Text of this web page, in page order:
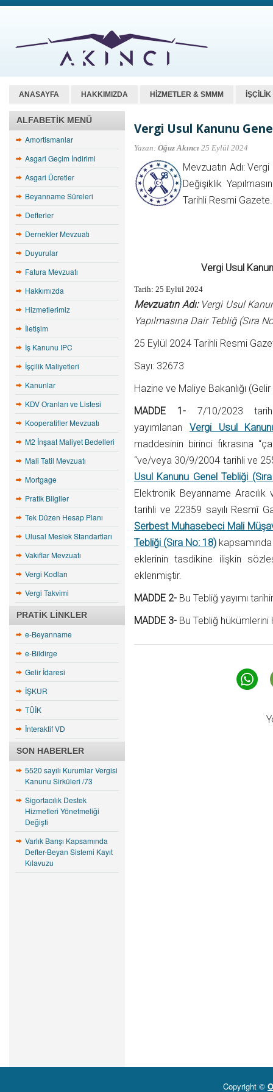
ANASAYFA HAKKIMIZDA HİZMETLER & SMMM
ALFABETIK MENÜ
Amortismanlar
Asgari Geçim İndirimi
Asgari Ücretler
Beyanname Süreleri
Defterler
Dernekler Mevzuatı
Duyurular
Fatura Mevzuatı
Hakkımızda
Hizmetlerimiz
İletişim
İş Kanunu IPC
İşçilik Maliyetleri
Kanunlar
KDV Oranları ve Listesi
Kooperatifler Mevzuatı
M2 İnşaat Maliyet Bedelleri
Mali Tatil Mevzuatı
Mortgage
Pratik Bilgiler
Tek Düzen Hesap Planı
Ulusal Meslek Standartları
Vakıflar Mevzuatı
Vergi Kodları
Vergi Takvimi
PRATIK LINKLER
e-Beyanname
e-Bildirge
Gelir İdaresi
İŞKUR
TÜİK
İnteraktif VD
SON HABERLER
5520 sayılı Kurumlar Vergisi
Kanunu Sirküleri /73
Sigortacılık Destek
Hizmetleri Yönetmeliği
Değişti
Varlık Barışı Kapsamında
Defter-Beyan Sistemi Kayıt
Kılavuzu
Vergi Usul Kanunu
Yazan: Oğuz Akıncı 25 Eylül 2024
Mevzuatın Adı:
Değişiklik
Tarihli Resmi
Vergi Usul
Tarih: 25 Eylül 2024
Mevzuatın Adı:Vergi Usul
Yapılmasına Dair Tebliğ (Sıra
25 Eylül 2024 Tarihli Resmi
Sayı: 32673
Hazine ve Maliye Bakanlığı (Gelir
MADDE 1-7/10/2023
yayımlanan Vergi Usul
maddesinin birinci fıkrasına
“ve/veya 30/9/2004 tarihli ve
Usul Kanunu Genel Tebliği
Elektronik Beyanname
tarihli ve 22359 sayılı Resmî
Serbest Muhasebeci Mali
Tebliği (Sıra No: 18)
eklerinin tasdikine ilişkin
eklenmiştir.
MADDE 2- Bu Tebliğ yayımı
MADDE 3- Bu Tebliğ hükümlerini
Copyright ©